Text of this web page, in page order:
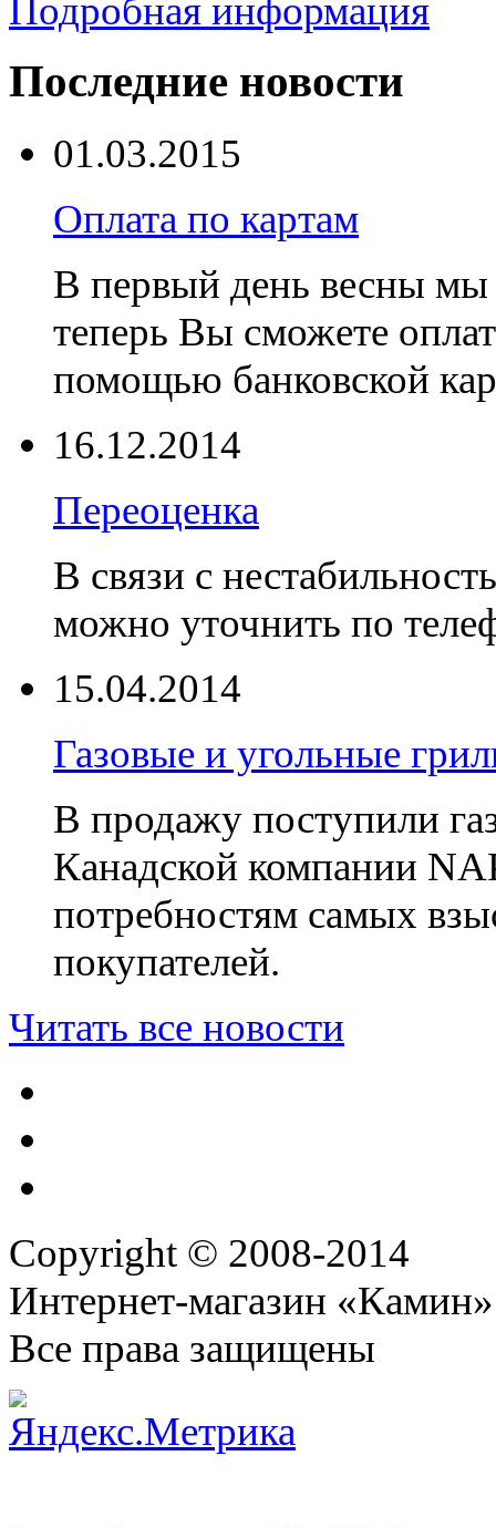
Подробная информация
Последние новости
01.03.2015
Оплата по картам
В первый день весны
теперь Вы сможете
помощью банковской
16.12.2014
Переоценка
В связи с
можно уточнить по
15.04.2014
Газовые и угольные
В продажу поступили
Канадской компании
потребностям самых
покупателей.
Читать все новости
Copyright © 2008-2014
Интернет-магазин «Камин»
Все права защищены